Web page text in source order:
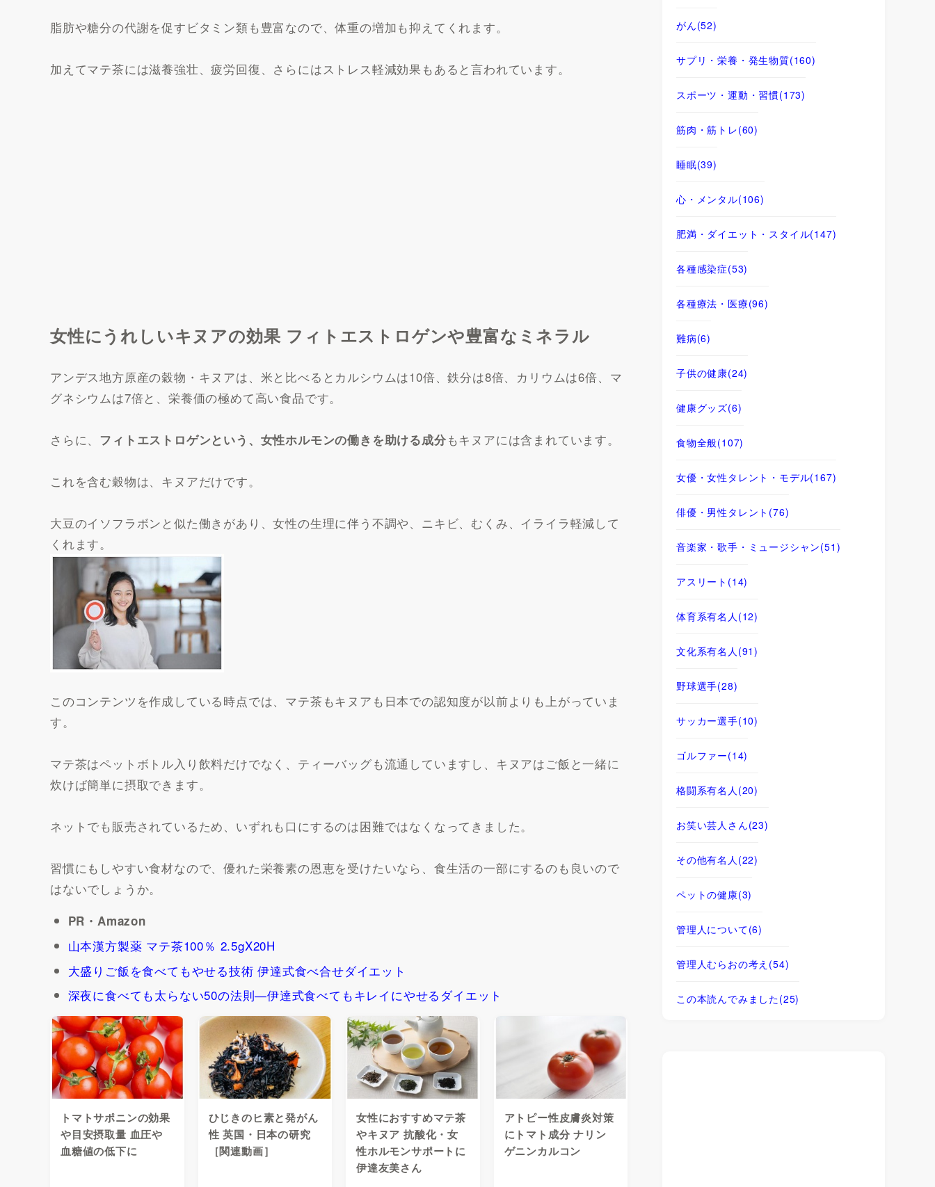
脂肪や糖分の代謝を促すビタミン類も豊富なので、体重の増加も抑えてくれます。
加えてマテ茶には滋養強壮、疲労回復、さらにはストレス軽減効果もあると言われています。
女性にうれしいキヌアの効果 フィトエストロゲンや豊富なミネラル
アンデス地方原産の穀物・キヌアは、米と比べるとカルシウムは10倍、鉄分は8倍、カリウムは6倍、マ
グネシウムは7倍と、栄養価の極めて高い食品です。
さらに、 フィトエストロゲンという、女性ホルモンの働きを助ける成分もキヌアには含まれています。
これを含む穀物は、キヌアだけです。
大豆のイソフラボンと似た働きがあり、女性の生理に伴う不調や、ニキビ、むくみ、イライラ軽減して
くれます。
このコンテンツを作成している時点では、マテ茶もキヌアも日本での認知度が以前よりも上がっていま
す。
マテ茶はペットボトル入り飲料だけでなく、ティーバッグも流通していますし、キヌアはご飯と一緒に
炊けば簡単に摂取できます。
ネットでも販売されているため、いずれも口にするのは困難ではなくなってきました。
習慣にもしやすい食材なので、優れた栄養素の恩恵を受けたいなら、食生活の一部にするのも良いので
はないでしょうか。
PR・Amazon
山本漢方製薬 マテ茶100％ 2.5gX20H
大盛りご飯を食べてもやせる技術 伊達式食べ合せダイエット
深夜に食べても太らない50の法則―伊達式食べてもキレイにやせるダイエット
トマトサポニンの効果
や目安摂取量 血圧や
血糖値の低下に
ひじきのヒ素と発がん
性 英国・日本の研究
［関連動画］
女性におすすめマテ茶
やキヌア 抗酸化・女
性ホルモンサポートに
伊達友美さん
アトピー性皮膚炎対策
にトマト成分 ナリン
ゲニンカルコン
がん(52)
サプリ・栄養・発生物質(160)
スポーツ・運動・習慣(173)
筋肉・筋トレ(60)
睡眠(39)
心・メンタル(106)
肥満・ダイエット・スタイル(147)
各種感染症(53)
各種療法・医療(96)
難病(6)
子供の健康(24)
健康グッズ(6)
食物全般(107)
女優・女性タレント・モデル(167)
俳優・男性タレント (76)
音楽家・歌手・ミュージシャン(51)
アスリート (14)
体育系有名人 (12)
文化系有名人 (91)
野球選手(28)
サッカー選手(10)
ゴルファー(14)
格闘系有名人 (20)
お笑い芸人さん(23)
その他有名人 (22)
ペットの健康(3)
管理人について(6)
管理人むらおの考え (54)
この本読んでみました(25)